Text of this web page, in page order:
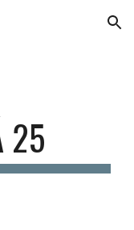
Skip to navigation
25